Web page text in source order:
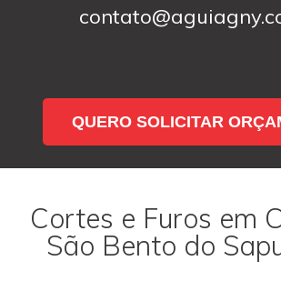
QUERO SOLICITAR
Cortes e Furos em
São Bento do